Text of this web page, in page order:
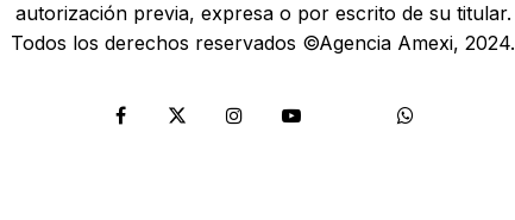
autorización previa, expresa o por escrito de su titular.
Todos los derechos reservados ©Agencia Amexi, 2024.